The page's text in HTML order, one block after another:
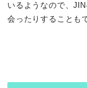
いるようなので、
会ったりすることも